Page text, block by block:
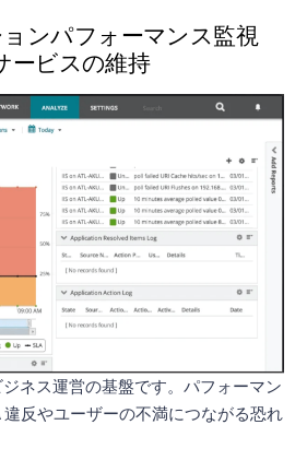
ンパフォーマンス監視
ービスの維持
ネス運営の基盤です。パフォーマン
違反やユーザーの不満につながる恐れ